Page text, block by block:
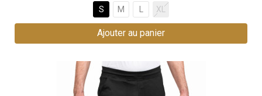
S M XL
Ajouter au panier